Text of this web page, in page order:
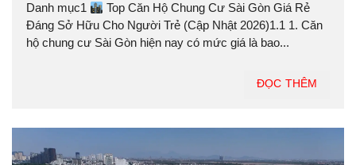
Danh mục1
Top Căn Hộ Chung Cư Sài Gòn Giá Rẻ
Đáng Sở Hữu Cho Người Trẻ (Cập Nhật 2026)1.1 1. Căn
hộ chung cư Sài Gòn hiện nay có mức giá là bao...
ĐỌC THÊM